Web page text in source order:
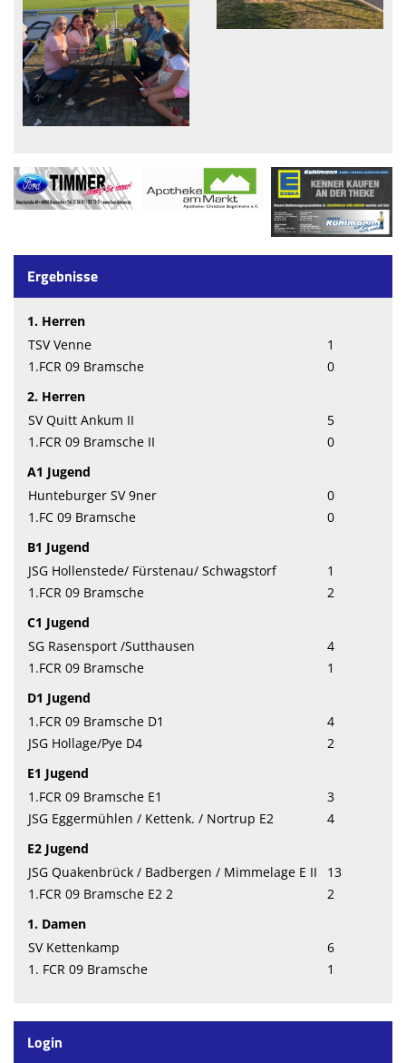
Ergebnisse
1. Herren
TSV Venne
1
1.FCR 09 Bramsche
0
2. Herren
SV Quitt Ankum II
5
1.FCR 09 Bramsche II
0
A1 Jugend
Hunteburger SV 9ner
0
1.FC 09 Bramsche
0
B1 Jugend
JSG Hollenstede/ Fürstenau/ Schwagstorf
1
1.FCR 09 Bramsche
2
C1 Jugend
SG Rasensport /Sutthausen
4
1.FCR 09 Bramsche
1
D1 Jugend
1.FCR 09 Bramsche D1
4
JSG Hollage/Pye D4
2
E1 Jugend
1.FCR 09 Bramsche E1
3
JSG Eggermühlen / Kettenk. / Nortrup E2
4
E2 Jugend
JSG Quakenbrück / Badbergen / Mimmelage E II
13
1.FCR 09 Bramsche E2 2
2
1. Damen
SV Kettenkamp
6
1. FCR 09 Bramsche
1
Login